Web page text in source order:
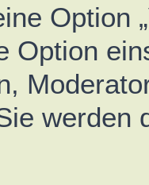
Option
Option
werden